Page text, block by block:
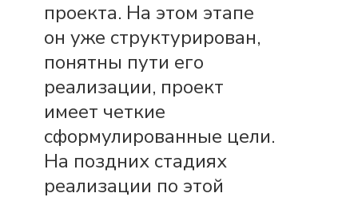
проекта. На этом этапе
он уже структурирован,
понятны пути его
реализации, проект
имеет четкие
сформулированные цели.
На поздних стадиях
реализации по этой